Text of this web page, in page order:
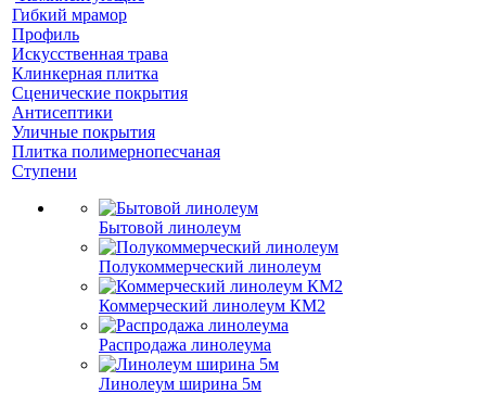
Гибкий мрамор
Профиль
Искусственная трава
Клинкерная плитка
Сценические покрытия
Антисептики
Уличные покрытия
Плитка полимернопесчаная
Ступени
Бытовой линолеум
Полукоммерческий линолеум
Коммерческий линолеум КМ2
Распродажа линолеума
Линолеум ширина 5м